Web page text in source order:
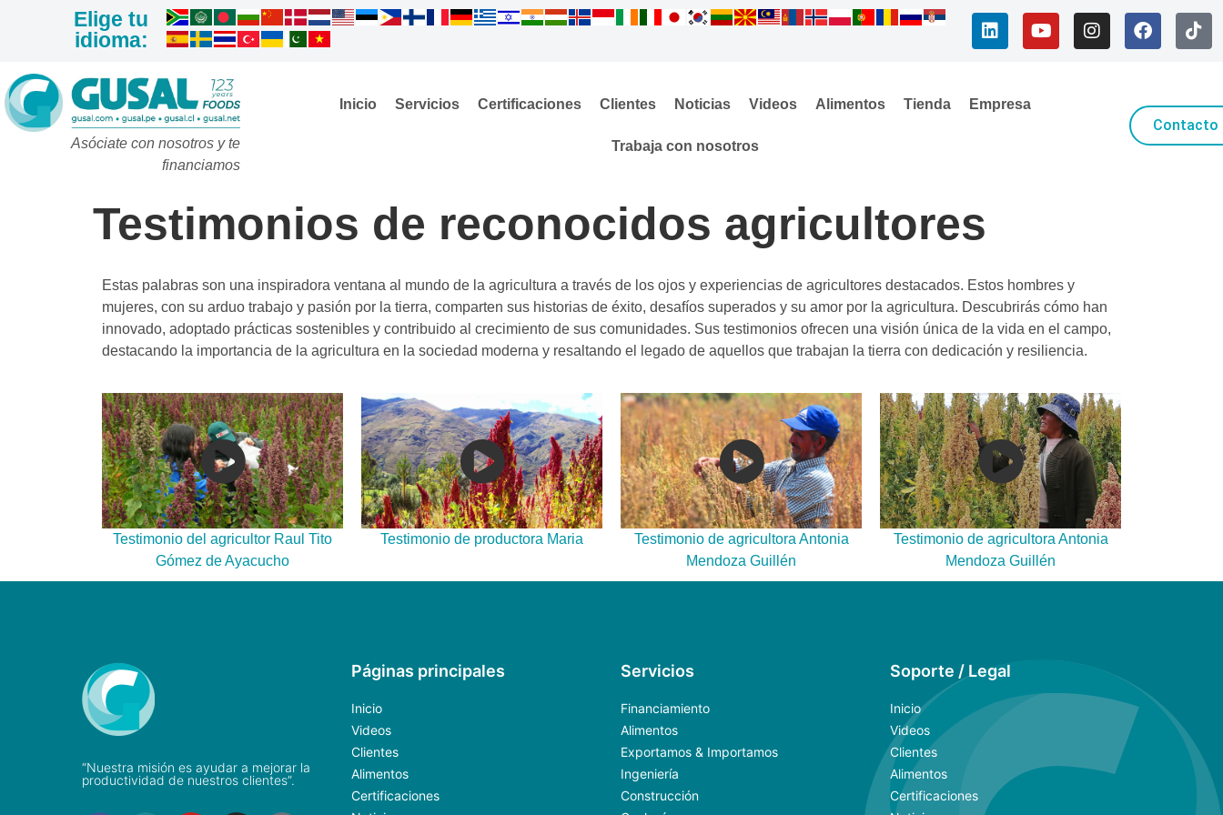
Elige tu
idioma:
Asóciate con nosotros y te
financiamos
Inicio Servicios Certificaciones Clientes Noticias Videos Alimentos Tienda Empresa
Trabaja con nosotros
Contacto
Testimonios de reconocidos agricultores
Estas palabras son una inspiradora ventana al mundo de la agricultura a través de los ojos y experiencias de agricultores destacados. Estos hombres y
mujeres, con su arduo trabajo y pasión por la tierra, comparten sus historias de éxito, desafíos superados y su amor por la agricultura. Descubrirás cómo han
innovado, adoptado prácticas sostenibles y contribuido al crecimiento de sus comunidades. Sus testimonios ofrecen una visión única de la vida en el campo,
destacando la importancia de la agricultura en la sociedad moderna y resaltando el legado de aquellos que trabajan la tierra con dedicación y resiliencia.
Testimonio del agricultor Raul Tito
Gómez de Ayacucho
Testimonio de productora Maria
Testimonio de agricultora Antonia
Mendoza Guillén
Testimonio de agricultora Antonia
Mendoza Guillén
“Nuestra misión es ayudar a mejorar la
productividad de nuestros clientes”.
Páginas principales
Inicio
Videos
Clientes
Alimentos
Certificaciones
Servicios
Financiamiento
Alimentos
Exportamos & Importamos
Ingeniería
Construcción
Soporte / Legal
Inicio
Videos
Clientes
Alimentos
Certificaciones